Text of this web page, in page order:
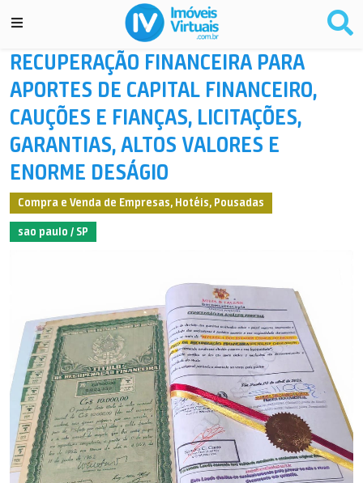
RECUPERAÇÃO FINANCEIRA PARA
APORTES DE CAPITAL FINANCEIRO,
CAUÇÕES E FIANÇAS, LICITAÇÕES,
GARANTIAS, ALTOS VALORES E
ENORME DESÁGIO
Compra e Venda de Empresas, Hotéis, Pousadas
sao paulo / SP